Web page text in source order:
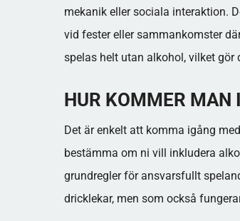
mekanik eller sociala interaktion.
vid fester eller sammankomster
spelas helt utan alkohol, vilket
HUR KOMMER MAN
Det är enkelt att komma igång
bestämma om ni vill inkludera
grundregler för ansvarsfullt
dricklekar, men som också